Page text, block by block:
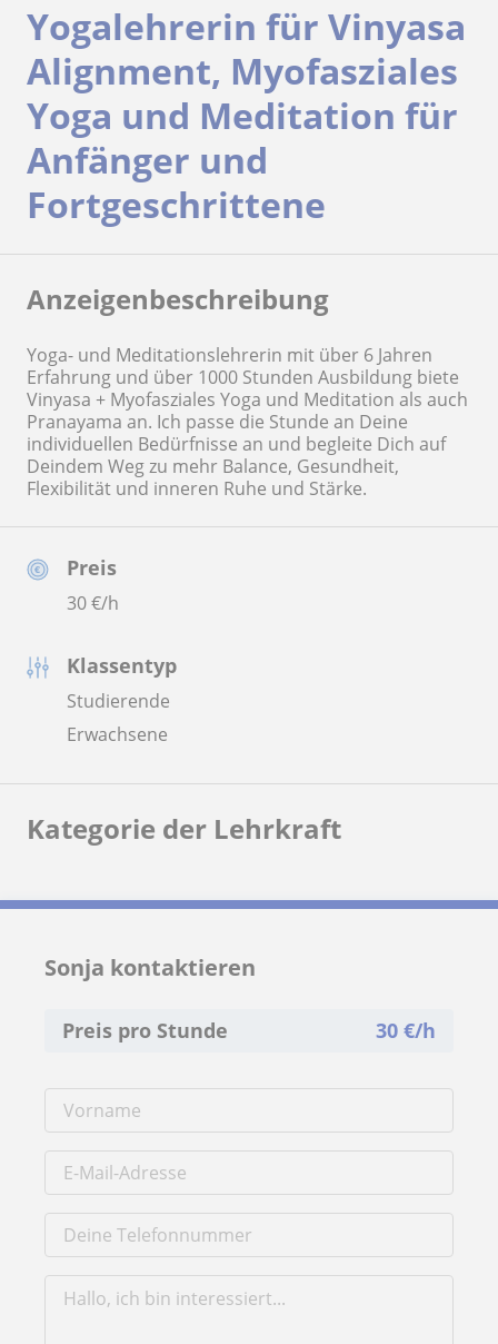
Preis
30€/h
Klassentyp
Studierende
Erwachsene
Yogalehrerin für Vinyasa
Alignment, Myofasziales
Yoga und Meditation für
Anfänger und
Fortgeschrittene
Anzeigenbeschreibung
Yoga- und Meditationslehrerin mit über 6 Jahren
Erfahrung und über 1000 Stunden Ausbildung biete
Vinyasa + Myofasziales Yoga und Meditation als auch
Pranayama an. Ich passe die Stunde an Deine
individuellen Bedürfnisse an und begleite Dich auf
Deindem Weg zu mehr Balance, Gesundheit,
Flexibilität und inneren Ruhe und Stärke.
Kategorie der Lehrkraft
Sonja kontaktieren
Preis pro Stunde 30€/h